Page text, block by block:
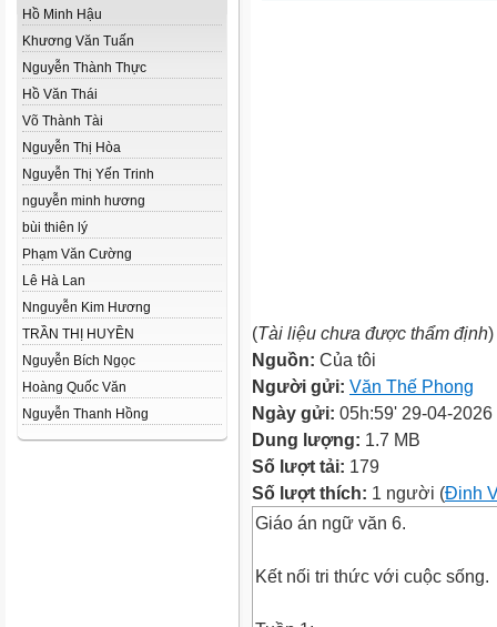
Hồ Minh Hậu
Khương Văn Tuấn
Nguyễn Thành Thực
Hồ Văn Thái
Võ Thành Tài
Nguyễn Thị Hòa
Nguyễn Thị Yến Trinh
nguyễn minh hương
bùi thiên lý
Phạm Văn Cường
Lê Hà Lan
Nnguyễn Kim Hương
TRẦN THỊ HUYỀN
Nguyễn Bích Ngọc
Hoàng Quốc Văn
Nguyễn Thanh Hồng
(Tài liệu chưa được thẩm định)
Nguồn: Của tôi
Người gửi: Văn Thế Phong
Ngày gửi: 05h:59' 29-04-2026
Dung lượng: 1.7 MB
Số lượt tải: 179
Số lượt thích: 1 người (Đinh
Giáo án ngữ văn 6.
Kết nối tri thức với cuộc sống.